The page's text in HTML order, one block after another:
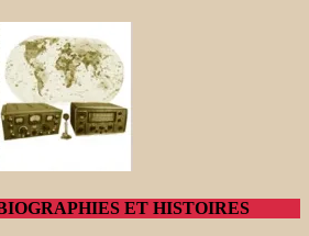
ET HISTOIRES